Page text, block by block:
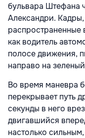
бульвара Штефана
Александри.
распространенные
как водитель
полосе движения,
направо на
Во время маневра
перекрывает путь
секунды в него
двигавшийся
настолько